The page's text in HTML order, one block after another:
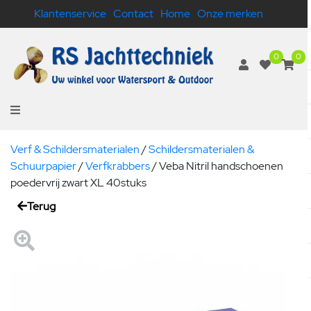
Klantenservice Contact Home Onze merken
0 0
Verf & Schildersmaterialen/Schildersmaterialen &
Schuurpapier/Verfkrabbers/Veba Nitril handschoenen
poedervrij zwart XL 40stuks
Terug